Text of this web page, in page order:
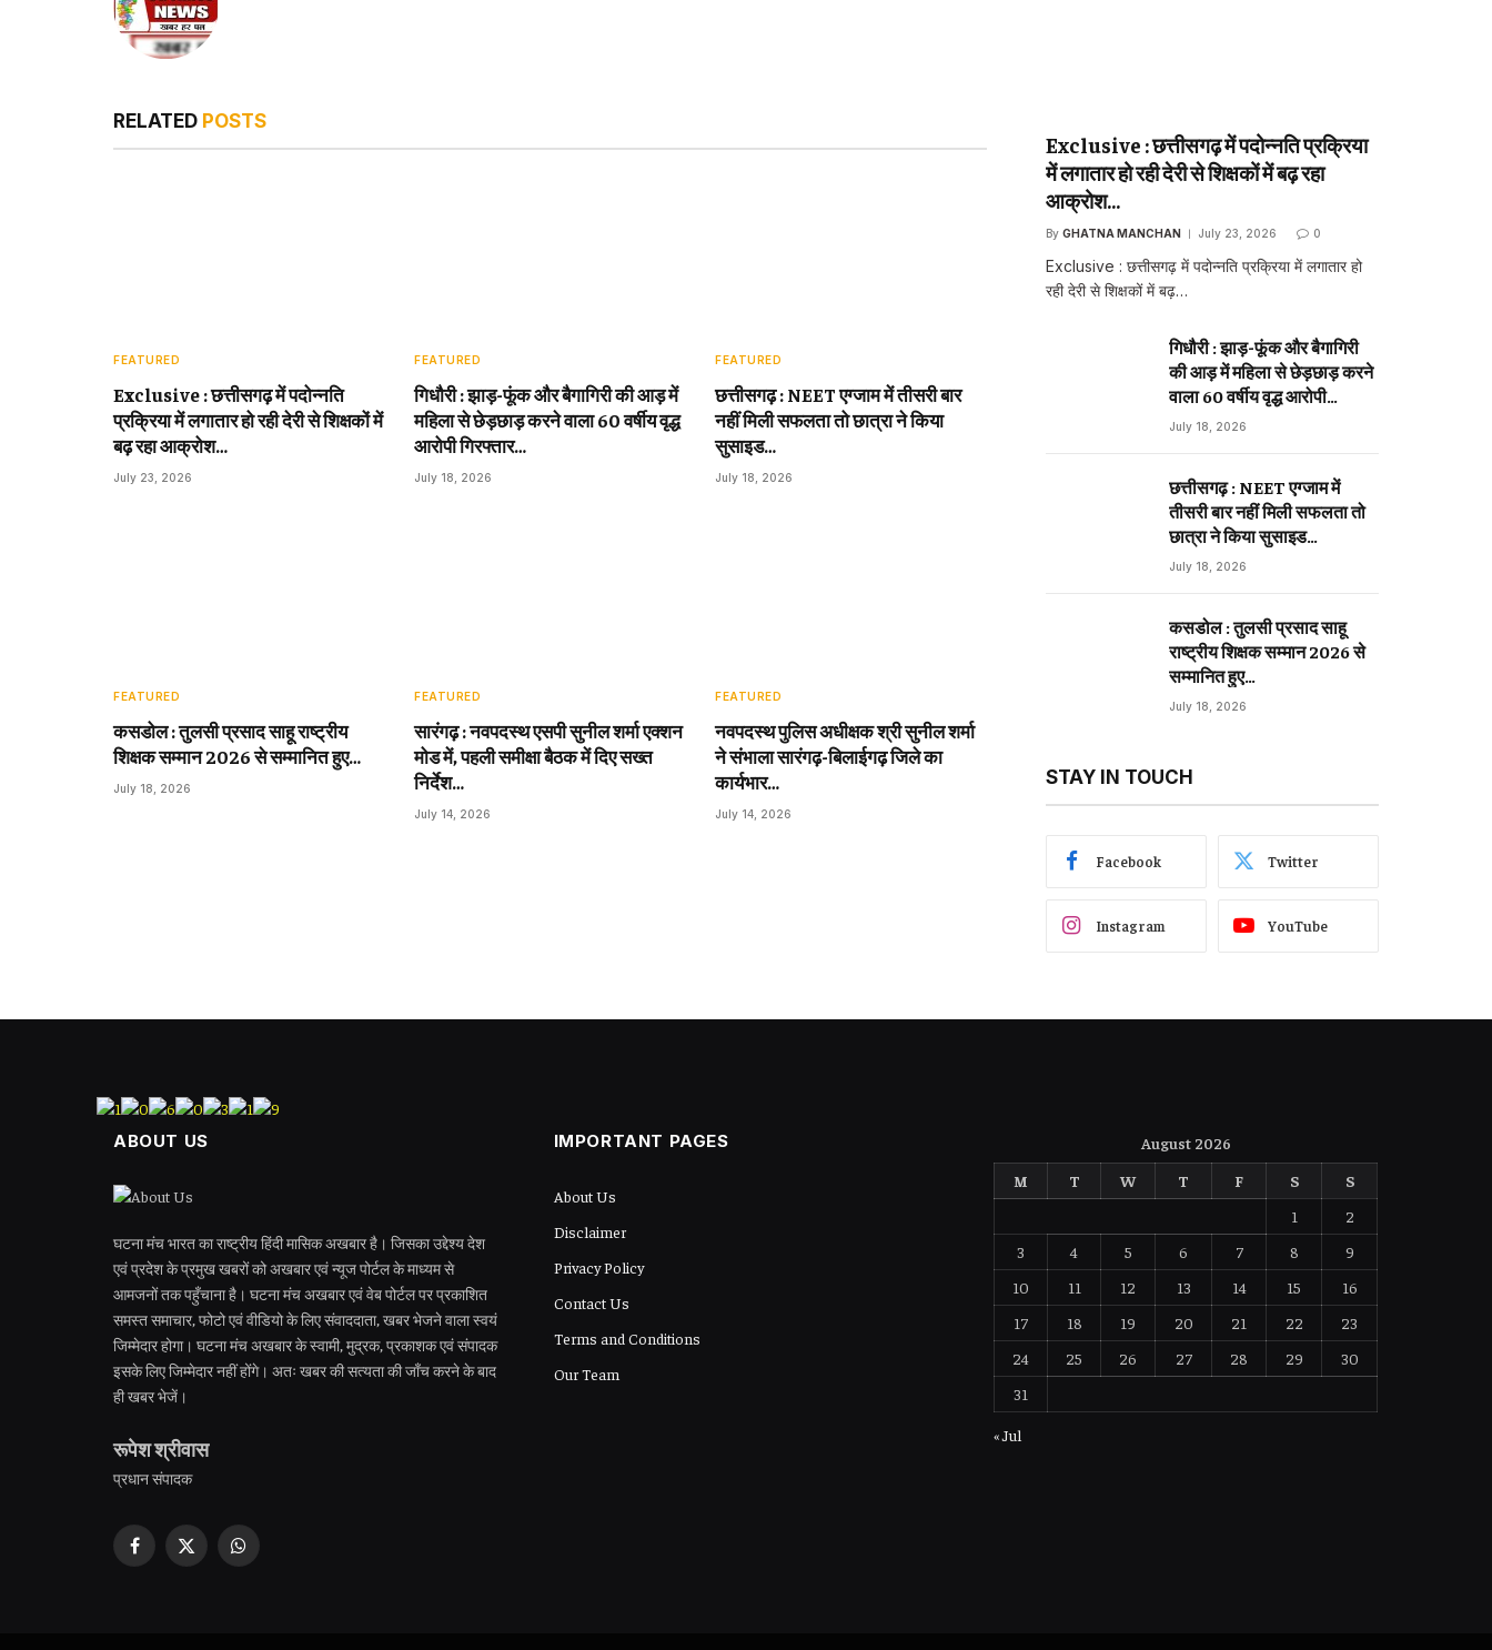
RELATED POSTS
FEATURED
Exclusive : छत्तीसगढ़ में पदोन्नति
प्रक्रिया में लगातार हो रही देरी से शिक्षकों में
बढ़ रहा आक्रोश…
July 23, 2026
FEATURED
गिधौरी : झाड़-फूंक और बैगागिरी की आड़ में
महिला से छेड़छाड़ करने वाला 60 वर्षीय वृद्ध
आरोपी गिरफ्तार…
July 18, 2026
FEATURED
छत्तीसगढ़ : NEET एग्जाम में तीसरी बार
नहीं मिली सफलता तो छात्रा ने किया
सुसाइड…
July 18, 2026
FEATURED
कसडोल : तुलसी प्रसाद साहू राष्ट्रीय
शिक्षक सम्मान 2026 से सम्मानित हुए…
July 18, 2026
FEATURED
सारंगढ़ : नवपदस्थ एसपी सुनील शर्मा एक्शन
मोड में, पहली समीक्षा बैठक में दिए सख्त
निर्देश…
July 14, 2026
FEATURED
नवपदस्थ पुलिस अधीक्षक श्री सुनील शर्मा
ने संभाला सारंगढ़-बिलाईगढ़ जिले का
कार्यभार…
July 14, 2026
Exclusive : छत्तीसगढ़ में पदोन्नति प्रक्रिया
में लगातार हो रही देरी से शिक्षकों में बढ़ रहा
आक्रोश…
By GHATNA MANCHAN July 23, 2026 0
Exclusive : छत्तीसगढ़ में पदोन्नति प्रक्रिया में लगातार हो
रही देरी से शिक्षकों में बढ़…
गिधौरी : झाड़-फूंक और बैगागिरी
की आड़ में महिला से छेड़छाड़ करने
वाला 60 वर्षीय वृद्ध आरोपी
गिरफ्तार…
July 18, 2026
छत्तीसगढ़ : NEET एग्जाम में
तीसरी बार नहीं मिली सफलता तो
छात्रा ने किया सुसाइड…
July 18, 2026
कसडोल : तुलसी प्रसाद साहू
राष्ट्रीय शिक्षक सम्मान 2026 से
सम्मानित हुए…
July 18, 2026
STAY IN TOUCH
Facebook Twitter
Instagram YouTube
ABOUT US
घटना मंच भारत का राष्ट्रीय हिंदी मासिक अखबार है। जिसका उद्देश्य देश
एवं प्रदेश के प्रमुख खबरों को अखबार एवं न्यूज पोर्टल के माध्यम से
आमजनों तक पहुँचाना है। घटना मंच अखबार एवं वेब पोर्टल पर प्रकाशित
समस्त समाचार, फोटो एवं वीडियो के लिए संवाददाता, खबर भेजने वाला स्वयं
जिम्मेदार होगा। घटना मंच अखबार के स्वामी, मुद्रक, प्रकाशक एवं संपादक
इसके लिए जिम्मेदार नहीं होंगे। अतः खबर की सत्यता की जाँच करने के बाद
ही खबर भेजें।
रूपेश श्रीवास
प्रधान संपादक
Facebook
X
WhatsApp
IMPORTANT PAGES
About Us
Disclaimer
Privacy Policy
Contact Us
Terms and Conditions
Our Team
August 2026
M
T W T F S
S
1
2
3
4 5 6 7 8
9
10
11 12 13 14 15
16
17
18 19 20 21 22
23
24
25 26 27 28 29
30
31
« Jul